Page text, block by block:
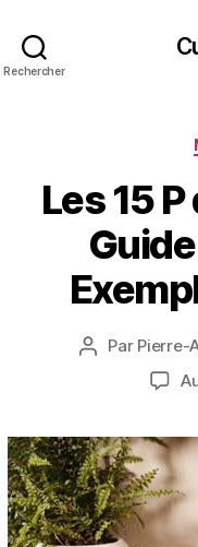
Rechercher
Les 15
Auteur
Par Pierre-